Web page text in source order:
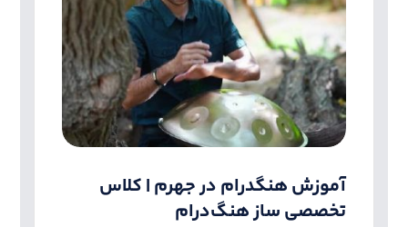
آموزش هنگدرام در جهرم | کلاس
تخصصی ساز هنگ‌درام